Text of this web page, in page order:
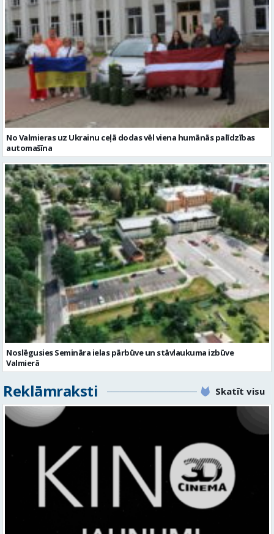
No Valmieras uz Ukrainu ceļā dodas vēl viena humānās palīdzības
automašīna
Noslēgusies Semināra ielas pārbūve un stāvlaukuma izbūve
Valmierā
Reklāmraksti Skatīt visu